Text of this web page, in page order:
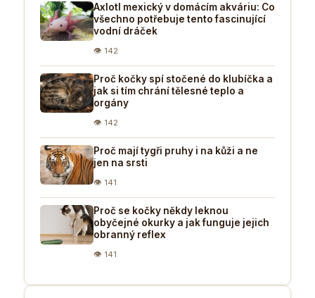
Axlotl mexický v domácím akváriu: Co
všechno potřebuje tento fascinující
vodní dráček
👁 142
Proč kočky spí stočené do klubíčka a
jak si tím chrání tělesné teplo a
orgány
👁 142
Proč mají tygři pruhy i na kůži a ne
jen na srsti
👁 141
Proč se kočky někdy leknou
obyčejné okurky a jak funguje jejich
obranný reflex
👁 141